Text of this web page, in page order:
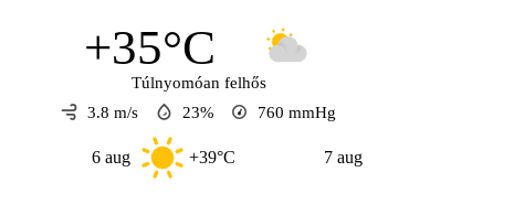
+35°C
Túlnyomóan felhős
3.8 m/s
23% 760 mmHg
+39°C +33°C